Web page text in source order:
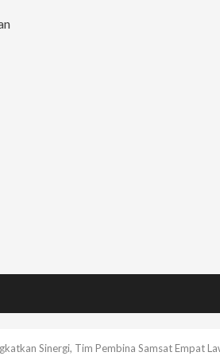
Sinergi, Tim Pembina Samsat Empat